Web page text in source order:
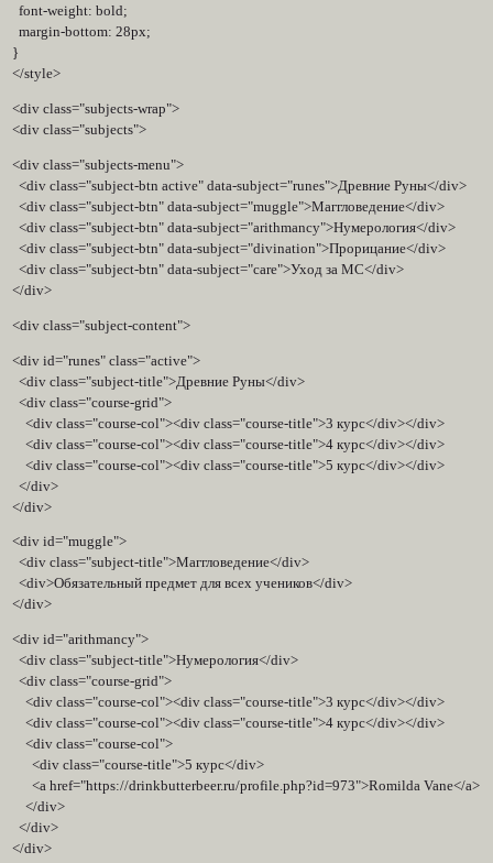
font-weight: bold;
margin-bottom: 28px;
}
</style>
<div class="subjects-wrap">
<div class="subjects">
<div class="subjects-menu">
<div class="subject-btn active" data-subject="runes">Древние Руны</div>
<div class="subject-btn" data-subject="muggle">Маггловедение</div>
<div class="subject-btn" data-subject="arithmancy">Нумерология</div>
<div class="subject-btn" data-subject="divination">Прорицание</div>
<div class="subject-btn" data-subject="care">Уход за МС</div>
</div>
<div class="subject-content">
<div id="runes" class="active">
<div class="subject-title">Древние Руны</div>
<div class="course-grid">
<div class="course-col"><div class="course-title">3 курс</div></div>
<div class="course-col"><div class="course-title">4 курс</div></div>
<div class="course-col"><div class="course-title">5 курс</div></div>
</div>
</div>
<div id="muggle">
<div class="subject-title">Маггловедение</div>
<div>Обязательный предмет для всех учеников</div>
</div>
<div id="arithmancy">
<div class="subject-title">Нумерология</div>
<div class="course-grid">
<div class="course-col"><div class="course-title">3 курс</div></div>
<div class="course-col"><div class="course-title">4 курс</div></div>
<div class="course-col">
<div class="course-title">5 курс</div>
<a href="https://drinkbutterbeer.ru/profile.php?id=973">Romilda Vane</a>
</div>
</div>
</div>